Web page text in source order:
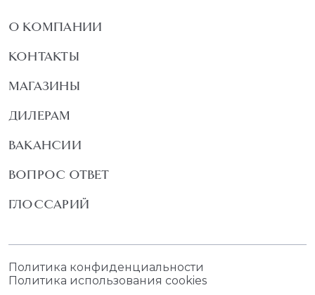
О КОМПАНИИ
КОНТАКТЫ
МАГАЗИНЫ
ДИЛЕРАМ
ВАКАНСИИ
ВОПРОС ОТВЕТ
ГЛОССАРИЙ
Политика конфиденциальности
Политика использования cookies